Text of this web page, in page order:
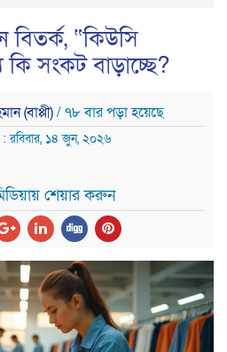
বিতর্ক, “কিউসি
সংকট বাড়াচ্ছে?
(বাপ্পী)/ ৭৮ বার পড়া হয়েছে
রবিবার, ১৪ জুন, ২০২৬
শেয়ার করুন